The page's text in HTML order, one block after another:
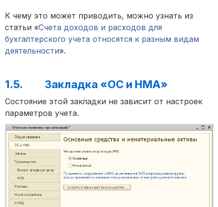
К чему это может приводить, можно узнать из
статьи «Счета доходов и расходов для
бухгалтерского учета относятся к разным видам
деятельности».
1.5. Закладка «ОС и НМА»
Состояние этой закладки не зависит от настроек
параметров учета.